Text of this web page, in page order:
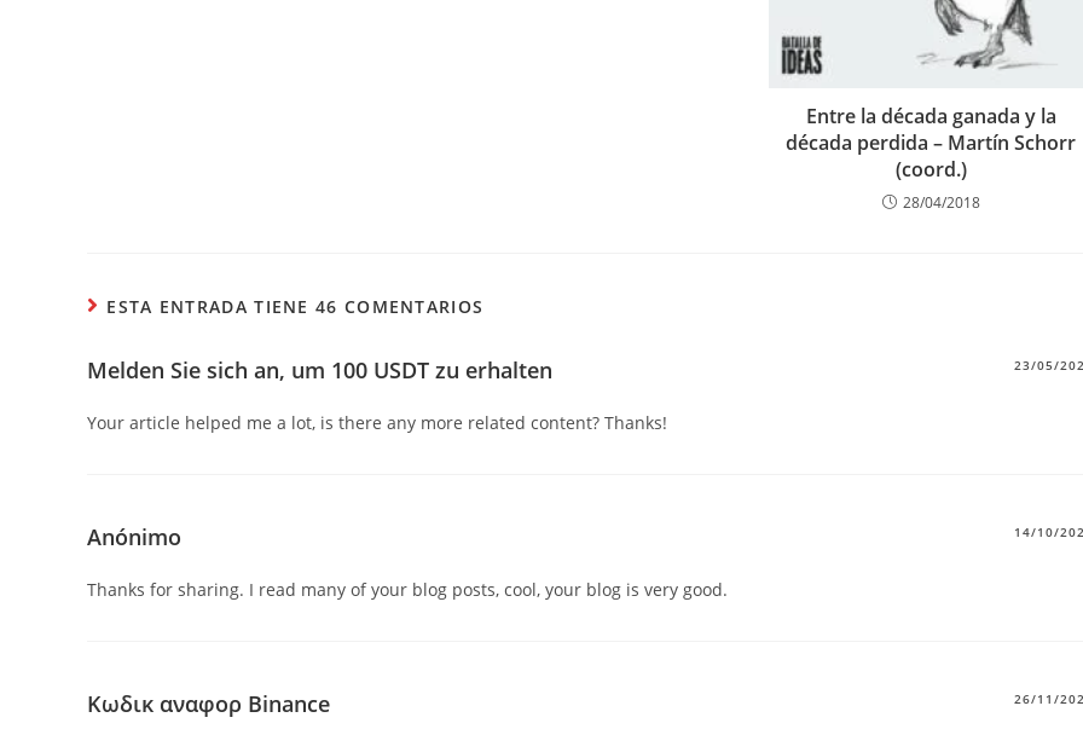
Entre la década ganada y la
década perdida – Martín Schorr
(coord.)
28/04/2018
ESTA ENTRADA TIENE 46 COMENTARIOS
Melden Sie sich an, um 100 USDT zu erhalten 23/05/
Your article helped me a lot, is there any more related content? Thanks!
Anónimo 14/10/
Thanks for sharing. I read many of your blog posts, cool, your blog is very good.
Κωδικ αναφορ Binance 26/11/